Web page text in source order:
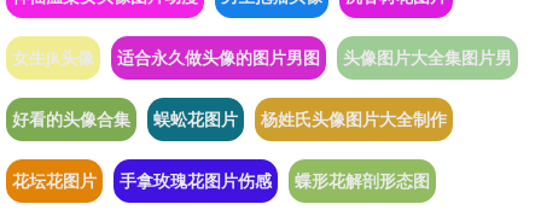
女生jk头像 适合永久做头像的图片男图 头像图片大全集图片男
好看的头像合集 蜈蚣花图片 杨姓氏头像图片大全制作
花坛花图片 手拿玫瑰花图片伤感 蝶形花解剖形态图